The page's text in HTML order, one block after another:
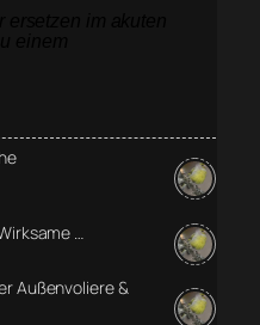
…
Außenvoliere &